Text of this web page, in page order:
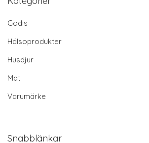
Godis
Hälsoprodukter
Husdjur
Mat
Varumärke
Snabblänkar